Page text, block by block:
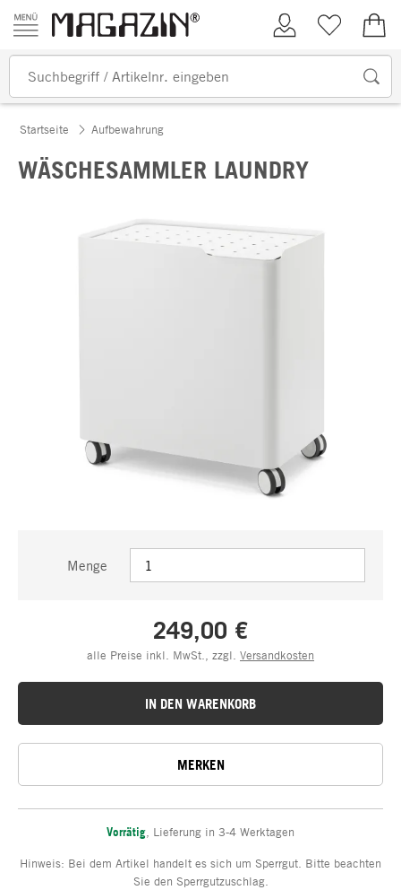
Zum Inhalt springen
Kundenkonto
Merkliste
Startseite Aufbewahrung
WÄSCHESAMMLER LAUNDRY
Menge
249,00 €
alle Preise inkl. MwSt., zzgl. Versandkosten
IN DEN WARENKORB
MERKEN
Vorrätig Lieferung in 3-4 Werktagen
Hinweis: Bei dem Artikel handelt es sich um Sperrgut. Bitte beachten
Sie den Sperrgutzuschlag.